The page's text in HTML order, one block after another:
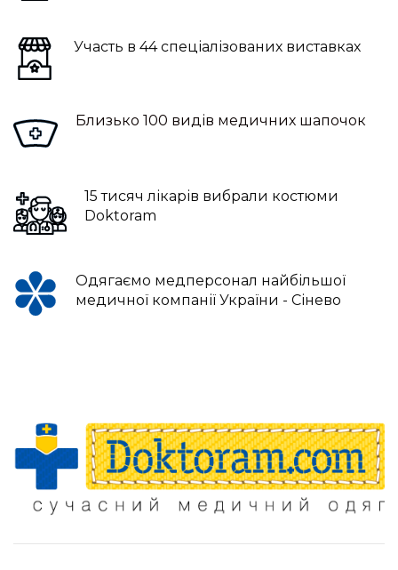
Участь в 44 спеціалізованих виставках
Близько 100 видів медичних шапочок
15 тисяч лікарів вибрали костюми
Doktoram
Одягаємо медперсонал найбільшої
медичної компанії України - Сінево